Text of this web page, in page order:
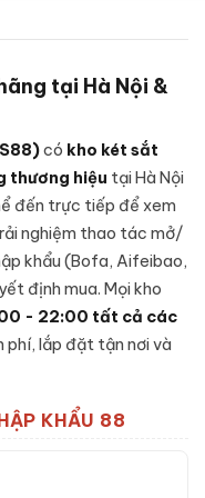
thép cao cấp không rỉ
đập phá và khoan
đúc liền khối, có rãnh
trì khả năng kín khít
ngoài là lớp bê-tông
sợi cách nhiệt - giữ tài
hoạn.
được lắp đặt nguyên
nhập sai liên tục.
thông dụng.
tại Hà Nội &
có kho két sắt
thương hiệu tại Hà Nội
đến trực tiếp để xem
nghiệm thao tác mở/
khẩu (Bofa, Aifeibao,
định mua. Mọi kho
- 22:00 tất cả các
phí, lắp đặt tận nơi và
KHẨU 88